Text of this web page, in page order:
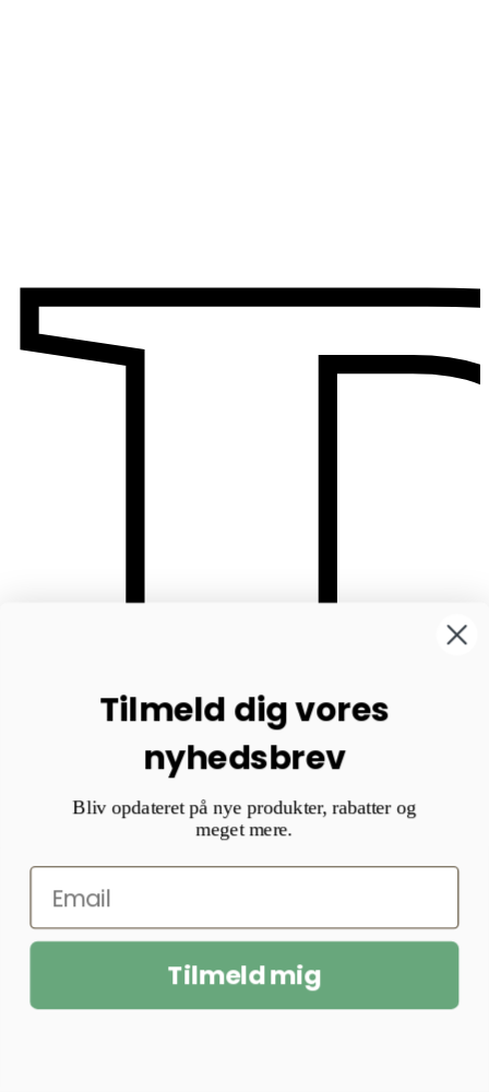
Tilmeld dig vores
nyhedsbrev
Bliv opdateret på nye produkter, rabatter og
meget mere.
Tilmeld mig